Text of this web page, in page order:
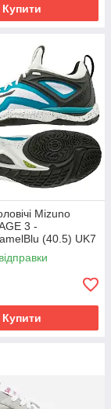
Купити
Mizuno
3 -
(40.5) UK7
Купити